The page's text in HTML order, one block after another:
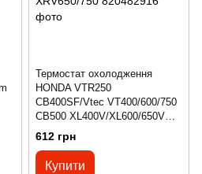
Термостат охолодження
HONDA VTR250
CB400SF/Vtec VT400/600/750
CB500 XL400V/XL600/650V
XRV650/750
612 грн
Купити